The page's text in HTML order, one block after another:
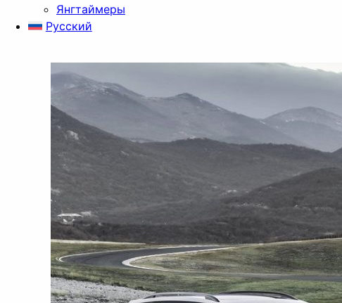
Янгтаймеры
Русский